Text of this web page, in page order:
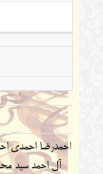
احمدرضا احمدی
آل احمدسید